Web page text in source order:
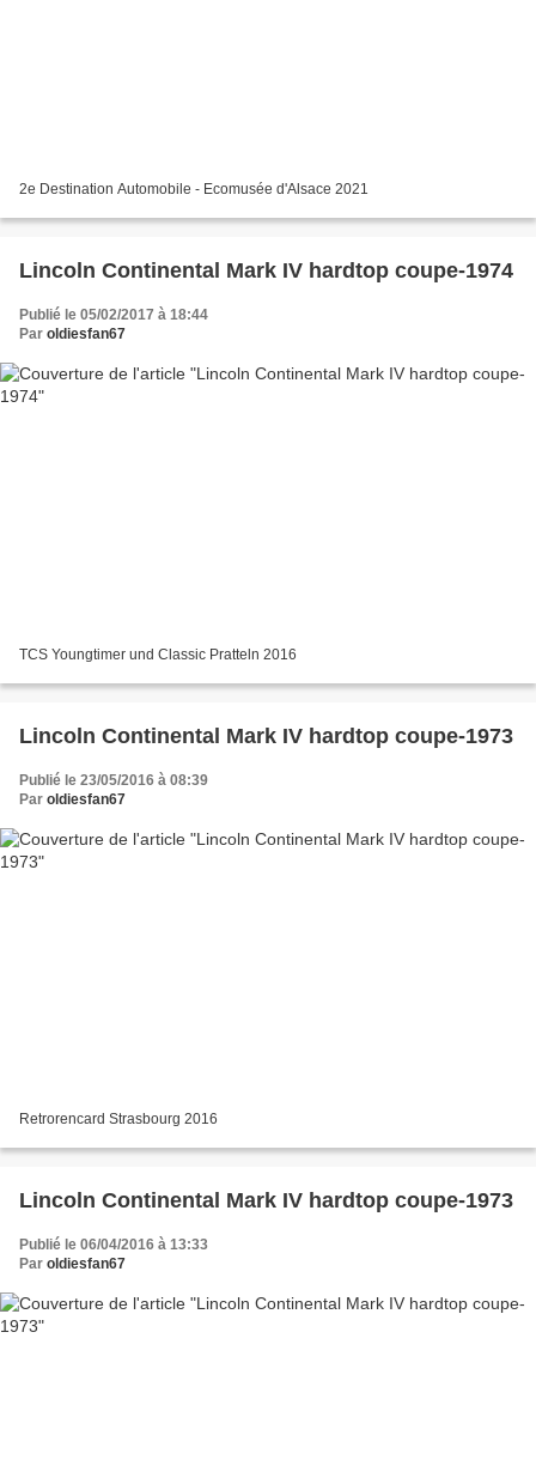
2e Destination Automobile - Ecomusée d'Alsace 2021
Lincoln Continental Mark IV hardtop coupe-1974
Publié le 05/02/2017 à 18:44
Par oldiesfan67
TCS Youngtimer und Classic Pratteln 2016
Lincoln Continental Mark IV hardtop coupe-1973
Publié le 23/05/2016 à 08:39
Par oldiesfan67
Retrorencard Strasbourg 2016
Lincoln Continental Mark IV hardtop coupe-1973
Publié le 06/04/2016 à 13:33
Par oldiesfan67